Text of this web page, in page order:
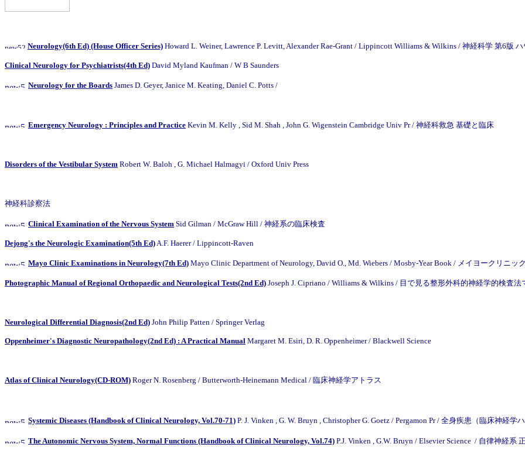
Neurology(6th Ed) (House Officer Series) Howard L. Weiner, Lawrence P. Levitt, Alexander Rae-Grant / Lippincott Williams & Wilkins / 神経科学 第6版
Clinical Neurology for Psychiatrists(4th Ed) David Myland Kaufman / W B Saunders
Neurology for the Boards James D. Geyer, Janice M. Keating, Daniel C. Potts /
Emergency Neurology : Principles and Practice Kevin M. Kelly , Sid M. Shah , John G. Wigenstein Cambridge Univ Pr / 神経科救急 基礎と臨床
Disorders of the Vestibular System Robert W. Baloh , G. Michael Halmagyi / Oxford Univ Press
神経科診察法
Clinical Examination of the Nervous System Sid Gilman / McGraw Hill / 神経系の臨床検査
Dejong's the Neurologic Examination(5th Ed)A.F. Haerer / Lippincott-Raven
Mayo Clinic Examinations in Neurology(7th Ed) Mayo Clinic Department of Neurology, David O., Md. Wiebers / Mosby-Year Book / メイヨークリニッ
Photographic Manual of Regional Orthopaedic and Neurological Tests(2nd Ed) Joseph J. Cipriano / Williams & Wilkins / 目で見る整形外科的神経学的検査法
Neurological Differential Diagnosis(2nd Ed) John Philip Patten / Springer Verlag
Oppenheimer's Diagnostic Neuropathology(2nd Ed) : A Practical Manual Margaret M. Esiri, D. R. Oppenheimer / Blackwell Science
Atlas of Clinical Neurology(CD-ROM) Roger N. Rosenberg / Butterworth-Heinemann Medical / 臨床神経学アトラス
Systemic Diseases (Handbook of Clinical Neurology, Vol.70-71) P. J. Vinken , G. W. Bruyn , Christopher G. Goetz / Pergamon Pr / 全身疾患（臨床神経学
The Autonomic Nervous System, Normal Functions (Handbook of Clinical Neurology, Vol.74) P.J. Vinken , G.W. Bruyn / Elsevier Science / 自律神経系